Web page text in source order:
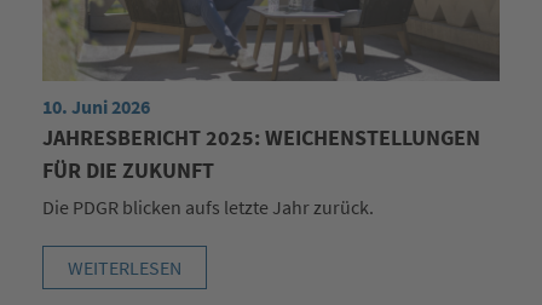
10. Juni 2026
JAHRESBERICHT 2025: WEICHENSTELLUNGEN
FÜR DIE ZUKUNFT
Die PDGR blicken aufs letzte Jahr zurück.
WEITERLESEN